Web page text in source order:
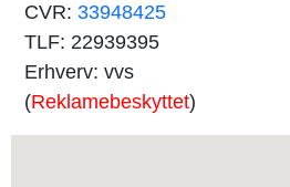
CVR: 33948425
TLF: 22939395
Erhverv: vvs
(Reklamebeskyttet)